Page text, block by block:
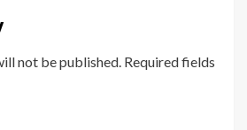
not be published. Required fields